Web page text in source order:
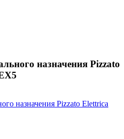
назначения Pizzato